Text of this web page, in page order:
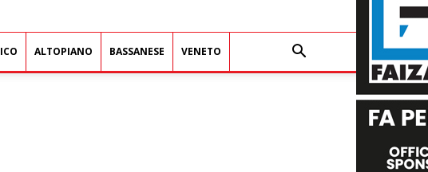
ALTOPIANO BASSANESE VENETO